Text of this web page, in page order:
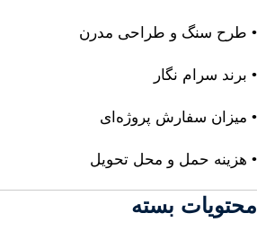
• طرح سنگ و طراحی مدرن
• برند سرام نگار
• میزان سفارش پروژه‌ای
• هزینه حمل و محل تحویل
محتویات بسته